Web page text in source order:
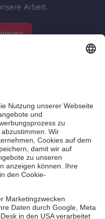
Arbeit.
Unfall-Hilfe e.V.
Spendenzertifikat
e.V.